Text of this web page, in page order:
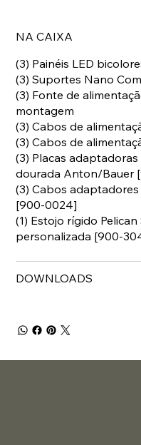
NA CAIXA
(3) Painéis LED
(3) Suportes Nano
(3) Fonte de
montagem
(3) Cabos de
(3) Cabos de
(3) Placas
dourada Anton/Bauer
(3) Cabos
[900-0024]
(1) Estojo rígido
personalizada [900-
DOWNLOADS